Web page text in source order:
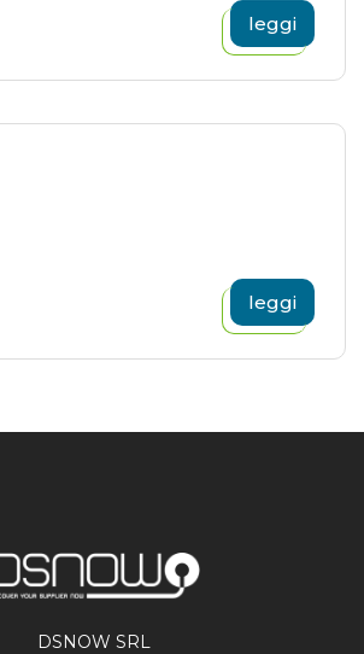
leggi
leggi
DSNOW SRL